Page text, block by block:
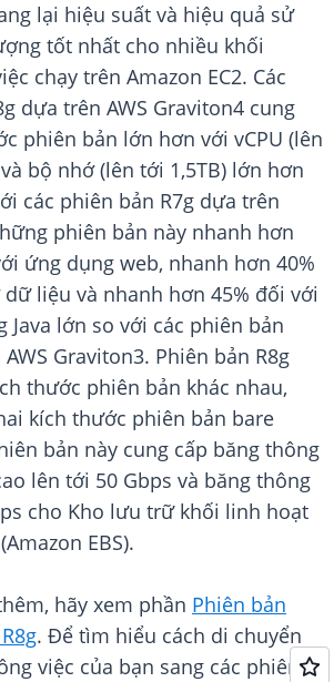
lại hiệu suất và hiệu quả sử
tốt nhất cho nhiều khối
chạy trên Amazon EC2. Các
dựa trên AWS Graviton4 cung
phiên bản lớn hơn với vCPU (lên
bộ nhớ (lên tới 1,5TB) lớn hơn
các phiên bản R7g dựa trên
phiên bản này nhanh hơn
ứng dụng web, nhanh hơn 40%
liệu và nhanh hơn 45% đối với
Java lớn so với các phiên bản
Graviton3. Phiên bản R8g
thước phiên bản khác nhau,
kích thước phiên bản bare
bản này cung cấp băng thông
lên tới 50 Gbps và băng thông
cho Kho lưu trữ khối linh hoạt
EBS).
hãy xem phần Phiên bản
. Để tìm hiểu cách di chuyển
việc của bạn sang các phiên